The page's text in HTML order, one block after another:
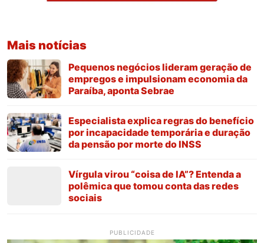
Mais notícias
Pequenos negócios lideram geração de
empregos e impulsionam economia da
Paraíba, aponta Sebrae
Especialista explica regras do benefício
por incapacidade temporária e duração
da pensão por morte do INSS
Vírgula virou “coisa de IA”? Entenda a
polêmica que tomou conta das redes
sociais
PUBLICIDADE